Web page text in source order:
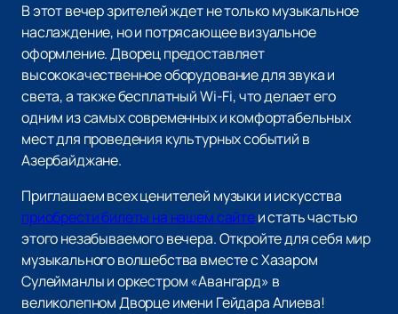
В этот вечер зрителей ждет не только музыкальное
наслаждение, но и потрясающее визуальное
оформление. Дворец предоставляет
высококачественное оборудование для звука и
света, а также бесплатный Wi-Fi, что делает его
одним из самых современных и комфортабельных
мест для проведения культурных событий в
Азербайджане.
Приглашаем всех ценителей музыки и искусства
приобрести билеты на нашем сайтеи стать частью
этого незабываемого вечера. Откройте для себя мир
музыкального волшебства вместе с Хазаром
Сулейманлы и оркестром «Авангард» в
великолепном Дворце имени Гейдара Алиева!